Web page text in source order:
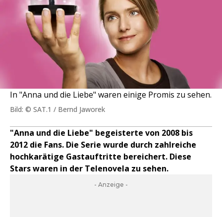
In "Anna und die Liebe" waren einige Promis zu sehen.
Bild: © SAT.1 / Bernd Jaworek
"Anna und die Liebe" begeisterte von 2008 bis
2012 die Fans. Die Serie wurde durch zahlreiche
hochkarätige Gastauftritte bereichert. Diese
Stars waren in der Telenovela zu sehen.
- Anzeige -